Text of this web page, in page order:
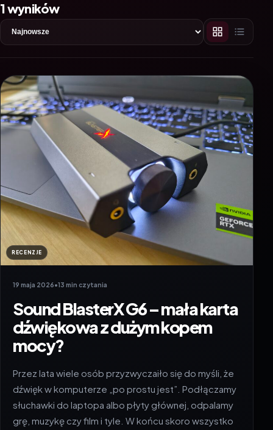
1 wyników
RECENZJE
19 maja 2026•13 min czytania
Sound BlasterX G6 – mała karta
dźwiękowa z dużym kopem
mocy?
Przez lata wiele osób przyzwyczaiło się do myśli, że
dźwięk w komputerze „po prostu jest”. Podłączamy
słuchawki do laptopa albo płyty głównej, odpalamy
grę, muzykę czy film i tyle. W końcu skoro wszystko